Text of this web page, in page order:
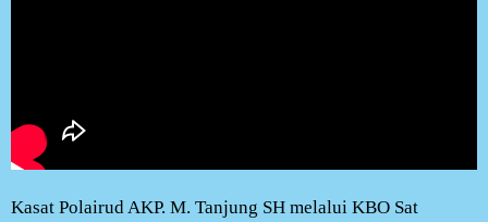
Kasat Polairud AKP. M. Tanjung SH melalui KBO Sat